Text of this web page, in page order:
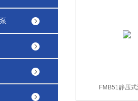
FMB51静压